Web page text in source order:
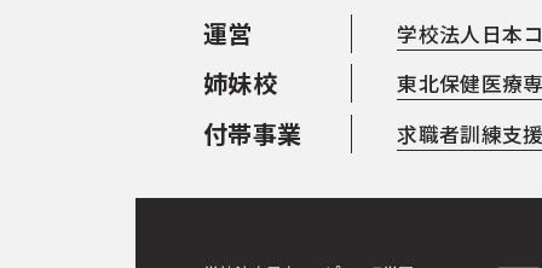
運営 学校法人日本
姉妹校 東北保健医療
付帯事業 求職者訓練支